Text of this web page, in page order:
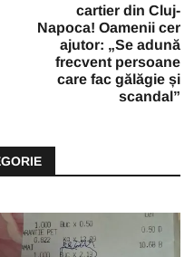
cartier din Cluj-
Napoca! Oamenii cer
ajutor: „Se adună
frecvent persoane
care fac gălăgie și
scandal”